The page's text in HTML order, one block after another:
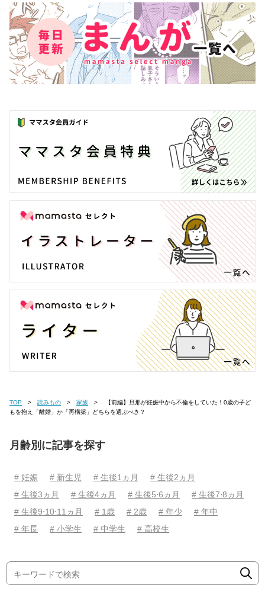
TOP 読みもの 家族
もを抱え「離婚」か「再構築」どちらを選ぶべき？
月齢別に記事を探す
# 妊娠 # 新生児 # 生後1ヵ月
# 生後2ヵ月
# 生後3ヵ月
# 生後4ヵ月 # 生後5⋅6ヵ月
# 生後7⋅8ヵ月
# 生後9⋅10⋅11ヵ月
# 1歳 # 2歳 # 年少
# 年中
# 年長
# 小学生 # 中学生 # 高校生